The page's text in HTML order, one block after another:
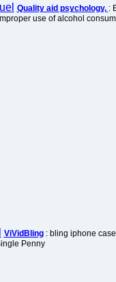
Quality aid psychology, :
use of alcohol
ViVidBling: bling iphone
Penny